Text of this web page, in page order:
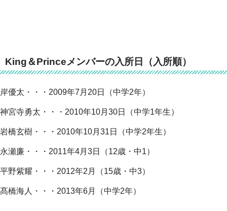
King＆Princeメンバーの入所日（入所順）
岸優太・・・2009年7月20日（中学2年）
神宮寺勇太・・・2010年10月30日（中学1年生）
岩橋玄樹・・・2010年10月31日（中学2年生）
永瀬廉・・・2011年4月3日（12歳・中1）
平野紫耀・・・2012年2月（15歳・中3）
髙橋海人・・・2013年6月（中学2年）